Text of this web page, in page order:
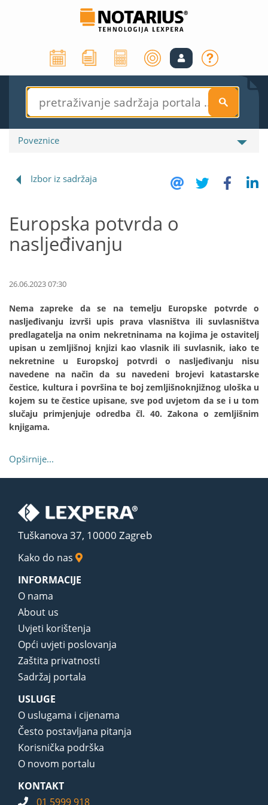
S
Poveznice
Izbor iz sadržaja
Europska potvrda o
nasljeđivanju
26.06.2023 07:30
Nema zapreke da se na temelju Europske potvrde o
nasljeđivanju izvrši upis prava vlasništva ili suvlasništva
predlagatelja na onim nekretninama na kojima je ostavitelj
upisan u zemljišnoj knjizi kao vlasnik ili suvlasnik, iako te
nekretnine u Europskoj potvrdi o nasljeđivanju nisu
navedene na način da su navedeni brojevi katastarske
čestice, kultura i površina te boj zemljišnoknjižnog uloška u
kojem su te čestice upisane, sve pod uvjetom da se i u tom
slučaju primjenjuje odredba čl. 40. Zakona o zemljišnim
knjigama.
Opširnije...
Tuškanova 37, 10000 Zagreb
Kako do nas
INFORMACIJE
O nama
About us
Uvjeti korištenja
Opći uvjeti poslovanja
Zaštita privatnosti
Sadržaj portala
USLUGE
O uslugama i cijenama
Često postavljana pitanja
Korisnička podrška
O novom portalu
KONTAKT
01 5999 918